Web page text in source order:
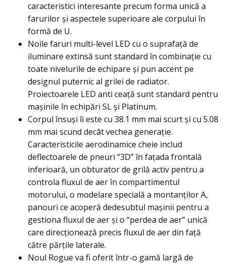
caracteristici interesante precum forma unică a
farurilor și aspectele superioare ale corpului în
formă de U.
Noile faruri multi-level LED cu o suprafață de
iluminare extinsă sunt standard în combinaţie cu
toate nivelurile de echipare și pun accent pe
designul puternic al grilei de radiator.
Proiectoarele LED anti ceaţă sunt standard pentru
maşinile în echipări SL și Platinum.
Corpul însuși îi este cu 38.1 mm mai scurt și cu 5.08
mm mai scund decât vechea generaţie.
Caracteristicile aerodinamice cheie includ
deflectoarele de pneuri “3D” în fațada frontală
inferioară, un obturator de grilă activ pentru a
controla fluxul de aer în compartimentul
motorului, o modelare specială a montanţilor A,
panouri ce acoperă dedesubtul maşinii pentru a
gestiona fluxul de aer și o “perdea de aer” unică
care direcționează precis fluxul de aer din față
către părțile laterale.
Noul Rogue va fi oferit într-o gamă largă de